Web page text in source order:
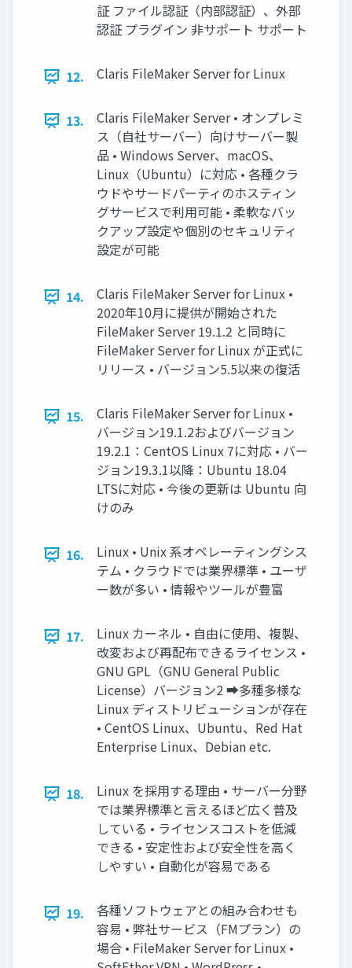
証 ファイル認証（内部認証）、外部
認証 プラグイン 非サポート サポート
12. Claris FileMaker Server for Linux
13.
Claris FileMaker Server • オンプレミ
ス（自社サーバー）向けサーバー製
品 • Windows Server、macOS、
Linux（Ubuntu）に対応 • 各種クラ
ウドやサードパーティのホスティン
グサービスで利用可能 • 柔軟なバッ
クアップ設定や個別のセキュリティ
設定が可能
14.
Claris FileMaker Server for Linux •
2020年10月に提供が開始された
FileMaker Server 19.1.2 と同時に
FileMaker Server for Linux が正式に
リリース • バージョン5.5以来の復活
15.
Claris FileMaker Server for Linux •
バージョン19.1.2およびバージョン
19.2.1：CentOS Linux 7に対応 • バー
ジョン19.3.1以降：Ubuntu 18.04
LTSに対応 • 今後の更新は Ubuntu 向
けのみ
16.
Linux • Unix 系オペレーティングシス
テム • クラウドでは業界標準 • ユーザ
ー数が多い • 情報やツールが豊富
17.
Linux カーネル • 自由に使用、複製、
改変および再配布できるライセンス •
GNU GPL（GNU General Public
License）バージョン2 ➡多種多様な
Linux ディストリビューションが存在
• CentOS Linux、Ubuntu、Red Hat
Enterprise Linux、Debian etc.
18.
Linux を採用する理由 • サーバー分野
では業界標準と言えるほど広く普及
している • ライセンスコストを低減
できる • 安定性および安全性を高く
しやすい • 自動化が容易である
19.
各種ソフトウェアとの組み合わせも
容易 • 弊社サービス（FMプラン）の
場合 • FileMaker Server for Linux •